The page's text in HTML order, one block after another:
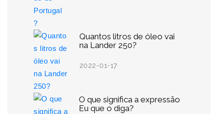
Quantos litros de óleo vai
na Lander 250?
2022-01-17
O que significa a expressão
Eu que o diga?